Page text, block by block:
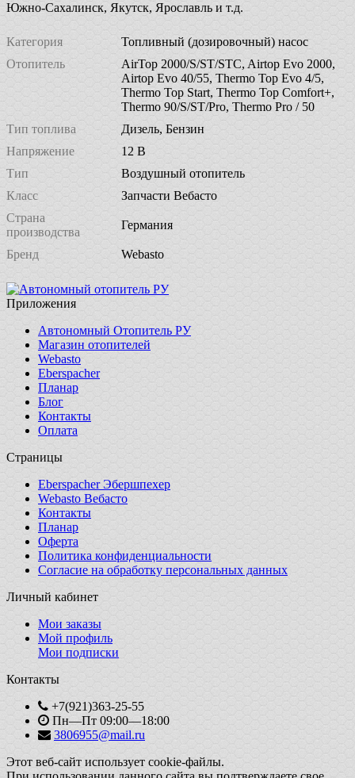
Южно-Сахалинск, Якутск, Ярославль и т.д.
Категория
Топливный (дозировочный) насос
Отопитель
AirTop 2000/S/ST/STC, Airtop Evo 2000,
Airtop Evo 40/55, Thermo Top Evo 4/5,
Thermo Top Start, Thermo Top Comfort+,
Thermo 90/S/ST/Pro, Thermo Pro / 50
Тип топлива
Дизель, Бензин
Напряжение
12 В
Тип
Воздушный отопитель
Класс
Запчасти Вебасто
Страна
производства
Германия
Бренд Webasto
Приложения
Автономный Отопитель РУ
Магазин отопителей
Webasto
Eberspacher
Планар
Блог
Контакты
Оплата
Страницы
Eberspacher Эбершпехер
Webasto Вебасто
Контакты
Планар
Оферта
Политика конфиденциальности
Согласие на обработку персональных данных
Личный кабинет
Мои заказы
Мой профиль
Мои подписки
Контакты
+7(921)363-25-55
Пн—Пт 09:00—18:00
3806955@mail.ru
Этот веб-сайт использует cookie-файлы.